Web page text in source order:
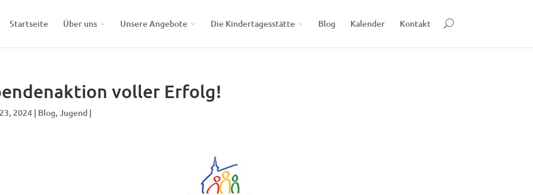
Startseite Über uns Unsere Angebote Die Kindertagesstätte Blog Kalender Kontakt
voller Erfolg!
2024 | Blog, Jugend |